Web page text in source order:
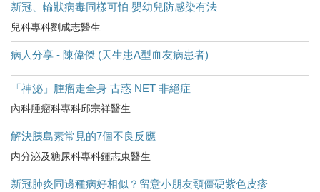
新冠、輪狀病毒同樣可怕 嬰幼兒防感染有法
兒科專科劉成志醫生
病人分享 - 陳偉傑 (天生患A型血友病患者)
「神泌」腫瘤走全身 古惑 NET 非絕症
內科腫瘤科專科邱宗祥醫生
解決胰島素常見的7個不良反應
内分泌及糖尿科專科鍾志東醫生
新冠肺炎同邊種病好相似？留意小朋友頸僵硬紫色皮疹